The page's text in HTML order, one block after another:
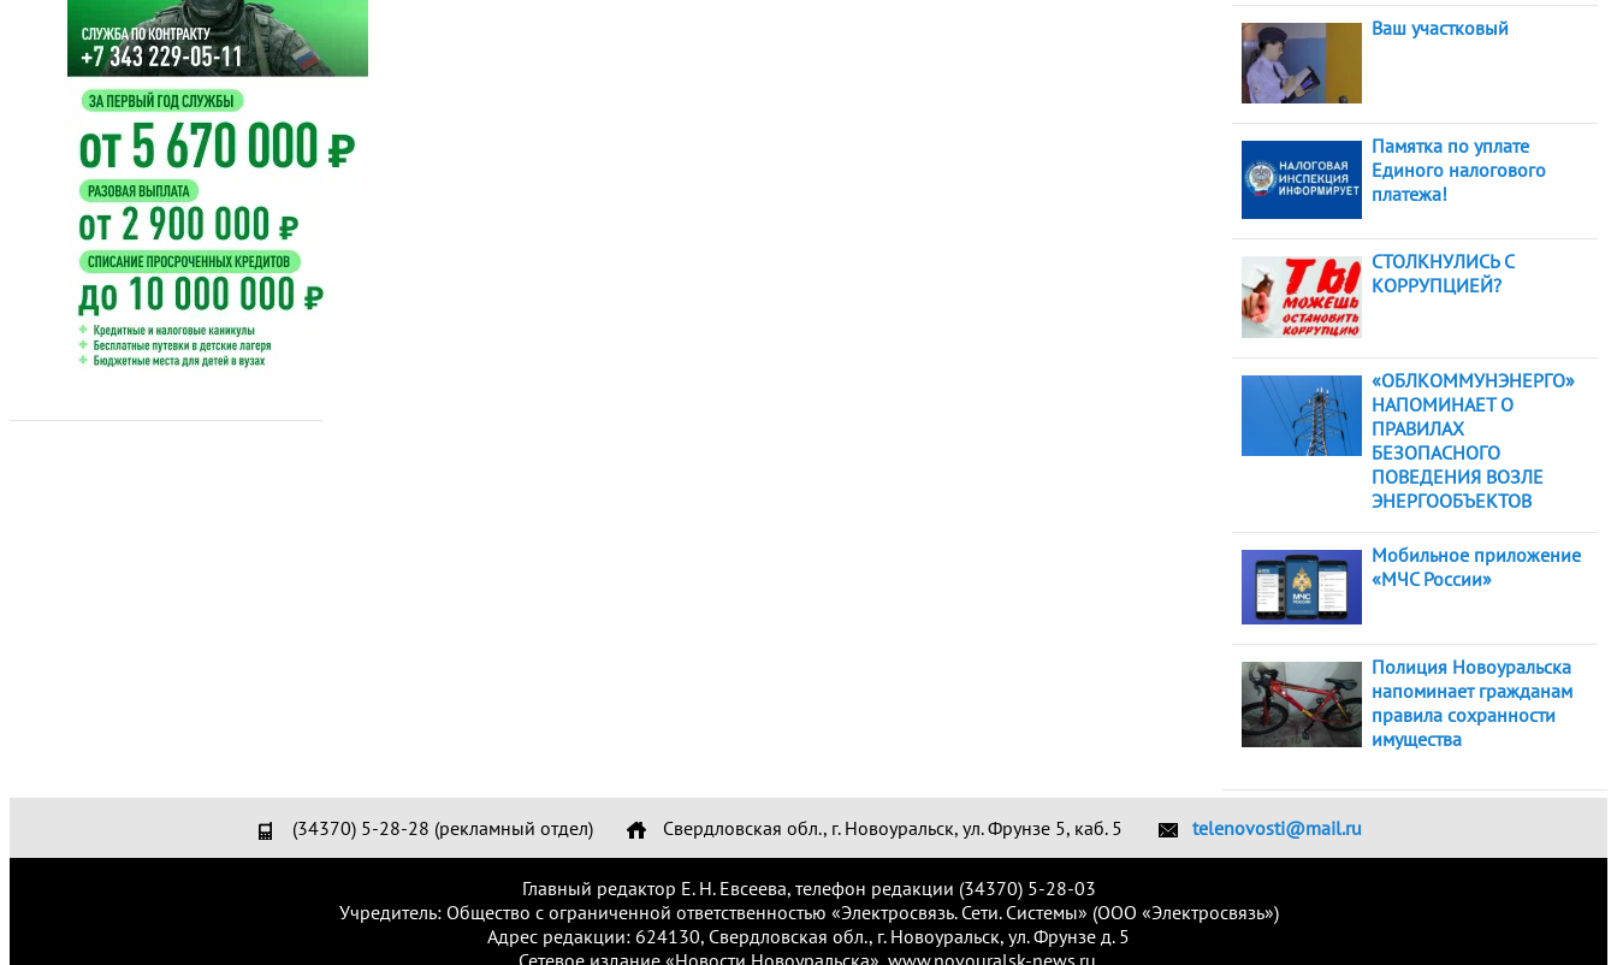
Ваш участковый
Памятка по уплате
Единого налогового
платежа!
СТОЛКНУЛИСЬ С
КОРРУПЦИЕЙ?
«ОБЛКОММУНЭНЕРГО»
НАПОМИНАЕТ О
ПРАВИЛАХ
БЕЗОПАСНОГО
ПОВЕДЕНИЯ ВОЗЛЕ
ЭНЕРГООБЪЕКТОВ
Мобильное приложение
«МЧС России»
Полиция Новоуральска
напоминает гражданам
правила сохранности
имущества
(34370) 5-28-28 (рекламный отдел) Свердловская обл., г. Новоуральск, ул. Фрунзе 5, каб. 5 telenovosti@mail.ru
Главный редактор Е. Н. Евсеева, телефон редакции (34370) 5-28-03
Учредитель: Общество с ограниченной ответственностью «Электросвязь. Сети. Системы» (ООО «Электросвязь»)
Адрес редакции: 624130, Свердловская обл., г. Новоуральск, ул. Фрунзе д. 5